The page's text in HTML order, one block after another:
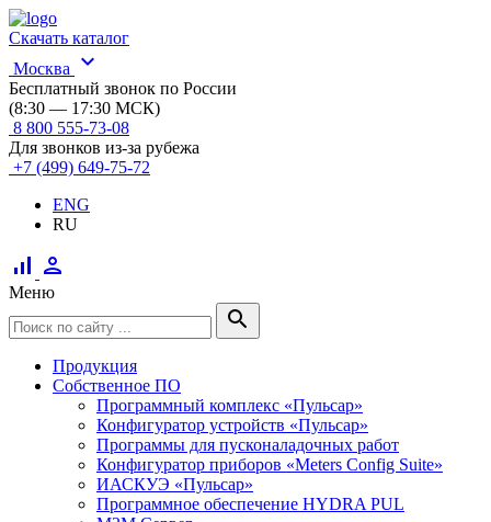
Скачать каталог
Москва
expand_more
Бесплатный звонок по России
(8:30 — 17:30 МСК)
8 800 555-73-08
Для звонков из-за рубежа
+7 (499) 649-75-72
ENG
RU
signal_cellular_alt person
Меню
search
Продукция
Собственное ПО
Программный комплекс «Пульсар»
Конфигуратор устройств «Пульсар»
Программы для пусконаладочных работ
Конфигуратор приборов «Meters Config Suite»
ИАСКУЭ «Пульсар»
Программное обеспечение HYDRA PUL